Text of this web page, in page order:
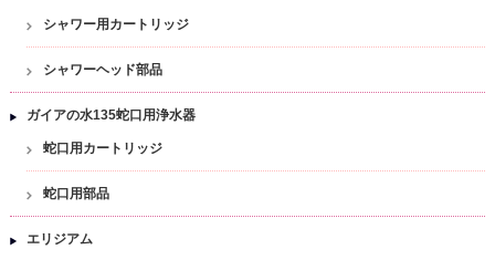
シャワー用カートリッジ
シャワーヘッド部品
ガイアの水135蛇口用浄水器
蛇口用カートリッジ
蛇口用部品
エリジアム